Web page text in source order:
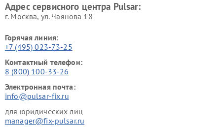
Адрес сервисного центра Pulsar:
г. Москва, ул. Чаянова 18
Горячая линия:
+7 (495) 023-73-25
Контактный телефон:
8 (800) 100-33-26
Электронная почта:
info@pulsar-fix.ru
для юридических лиц
manager@fix-pulsar.ru